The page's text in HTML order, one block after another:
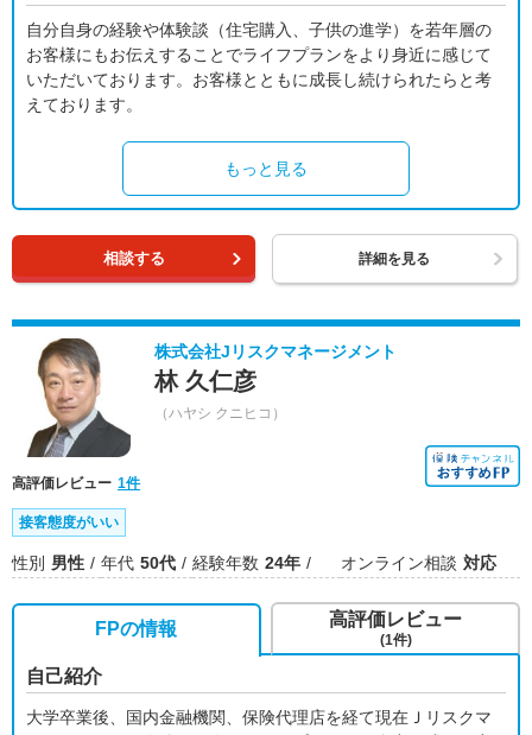
自分自身の経験や体験談（住宅購入、子供の進学）を若年層の
お客様にもお伝えすることでライフプランをより身近に感じて
いただいております。お客様とともに成長し続けられたらと考
えております。
もっと見る
相談する 詳細を見る
株式会社Jリスクマネージメント
林 久仁彦
（ハヤシ クニヒコ）
高評価レビュー 1件
接客態度がいい
性別 男性 年代 50代 経験年数 24年 オンライン相談 対応
FPの情報
自己紹介
大学卒業後、国内金融機関、保険代理店を経て現在Ｊリスクマ
高評価レビュー
(1件)